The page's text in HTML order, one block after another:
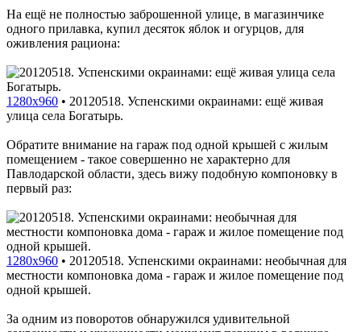
На ещё не полностью заброшенной улице, в магазинчике
одного прилавка, купил десяток яблок и огурцов, для
оживления рациона:
1280x960 • 20120518. Успенскими окраинами: ещё живая
улица села Богатырь.
Обратите внимание на гараж под одной крышей с жилым
помещением - такое совершенно не характерно для
Павлодарской области, здесь вижу подобную компоновку в
первый раз:
1280x960 • 20120518. Успенскими окраинами: необычная для
местности компоновка дома - гараж и жилое помещение под
одной крышей.
За одним из поворотов обнаружился удивительной